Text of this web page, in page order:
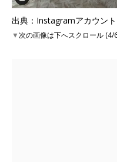
出典：Instagramアカウント
▼次の画像は下へスクロール (4/